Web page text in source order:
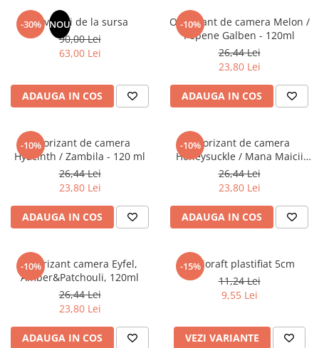
Lecturi Scolare
Lumea Copilariei
Ma pregatesc pentru scoala
Clasa a II-a
Clasa a III-a
Clasa a IV-a
Clasa a V-a
Clasa a VI-a
Clasa a VII-a
Clasa a VIII-a
Clasa I
Limbi Straine
Povesti
Povesti ilustrate
Realitatea Augmentata
-30% NOU
Revelatii de la sursa
90,00 Lei
63,00 Lei
ADAUGA IN COS
-10%
Odorizant de camera Melon /
Pepene Galben - 120ml
26,44 Lei
23,80 Lei
ADAUGA IN COS
-10%
Odorizant de camera
Hyacinth / Zambila - 120 ml
26,44 Lei
23,80 Lei
ADAUGA IN COS
-10%
Odorizant de camera
Honeysuckle / Mana Maicii
Domnului - 120 ml
26,44 Lei
23,80 Lei
ADAUGA IN COS
-10%
Odorizant camera Eyfel,
Amber&Patchouli, 120ml
26,44 Lei
23,80 Lei
ADAUGA IN COS
-15%
Biblioraft plastifiat 5cm
11,24 Lei
9,55 Lei
VEZI VARIANTE